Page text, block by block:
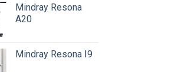
Mindray Resona
A20
Mindray Resona I9